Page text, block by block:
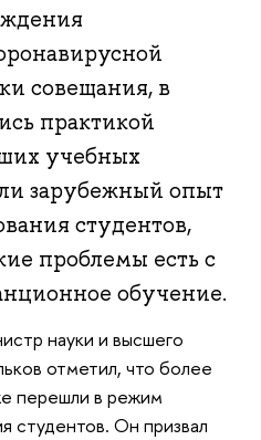
совещания, в
практикой
учебных
зарубежный опыт
студентов,
проблемы есть с
обучение.
науки и высшего
отметил, что более
перешли в режим
студентов. Он призвал